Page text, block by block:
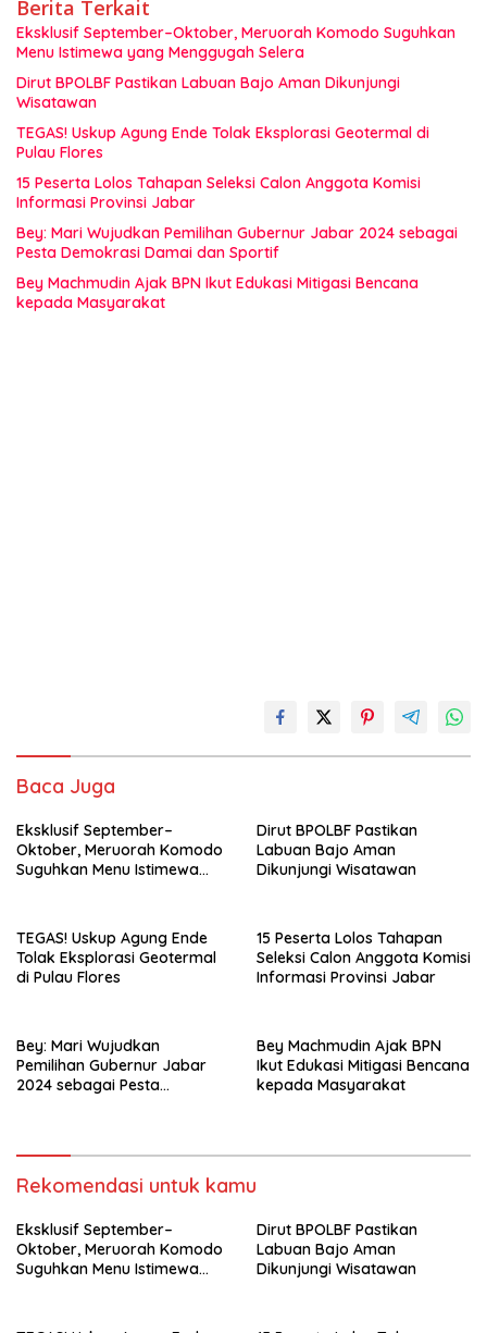
Berita Terkait
Eksklusif September–Oktober, Meruorah Komodo Suguhkan
Menu Istimewa yang Menggugah Selera
Dirut BPOLBF Pastikan Labuan Bajo Aman Dikunjungi
Wisatawan
TEGAS! Uskup Agung Ende Tolak Eksplorasi Geotermal di
Pulau Flores
15 Peserta Lolos Tahapan Seleksi Calon Anggota Komisi
Informasi Provinsi Jabar
Bey: Mari Wujudkan Pemilihan Gubernur Jabar 2024 sebagai
Pesta Demokrasi Damai dan Sportif
Bey Machmudin Ajak BPN Ikut Edukasi Mitigasi Bencana
kepada Masyarakat
Baca Juga
Eksklusif September–
Oktober, Meruorah Komodo
Suguhkan Menu Istimewa
Dirut BPOLBF Pastikan
Labuan Bajo Aman
Dikunjungi Wisatawan
TEGAS! Uskup Agung Ende
Tolak Eksplorasi Geotermal
di Pulau Flores
15 Peserta Lolos Tahapan
Seleksi Calon Anggota Komisi
Informasi Provinsi Jabar
Bey: Mari Wujudkan
Pemilihan Gubernur Jabar
2024 sebagai Pesta
Bey Machmudin Ajak BPN
Ikut Edukasi Mitigasi Bencana
kepada Masyarakat
Rekomendasi untuk kamu
Eksklusif September–
Oktober, Meruorah Komodo
Suguhkan Menu Istimewa
Dirut BPOLBF Pastikan
Labuan Bajo Aman
Dikunjungi Wisatawan